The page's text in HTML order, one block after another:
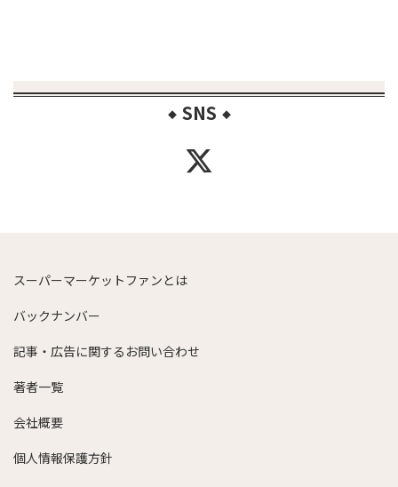
◆ SNS ◆
スーパーマーケットファンとは
バックナンバー
記事・広告に関するお問い合わせ
著者一覧
会社概要
個人情報保護方針